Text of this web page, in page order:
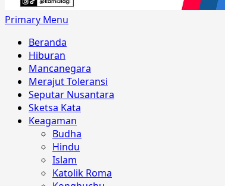
Primary Menu
Beranda
Hiburan
Mancanegara
Merajut Toleransi
Seputar Nusantara
Sketsa Kata
Keagaman
Budha
Hindu
Islam
Katolik Roma